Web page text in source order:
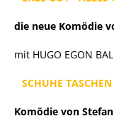
die neue Komödie
mit HUGO EGON
SCHUHE
Komödie von